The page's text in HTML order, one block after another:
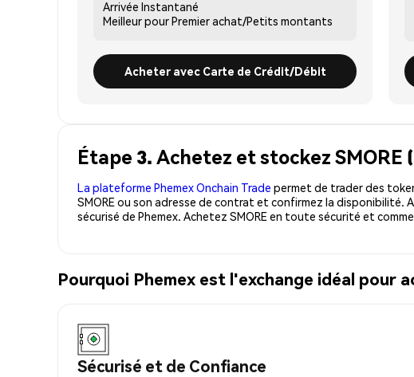
Arrivée Instantané
Meilleur pourPremier achat/Petits montants
Acheter avec Carte de Crédit/Débit
Étape 3. Achetez et stockez
La plateforme Phemex Onchain Trade permet de trader des
SMORE ou son adresse de contrat et confirmez la disponibilité.
sécurisé de Phemex. Achetez SMORE en toute sécurité et
Pourquoi Phemex est l'exchange idéal pour
Sécurisé et de Confiance